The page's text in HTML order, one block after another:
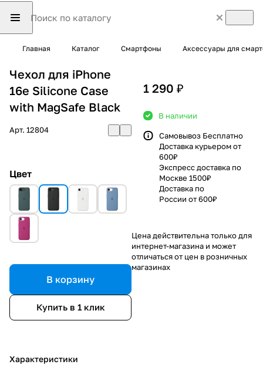
Главная Каталог Смартфоны Аксессуары для
Чехол для iPhone
16e Silicone Case
with MagSafe Black
Арт. 12804
Цвет
В корзину
Купить в 1 клик
Характеристики
1 290 ₽
В наличии
Самовывоз Бесплатно
Доставка курьером от
600₽
Экспресс доставка по
Москве 1500₽
Доставка по
России от 600₽
Цена действительна только для
интернет-магазина и может
отличаться от цен в розничных
магазинах